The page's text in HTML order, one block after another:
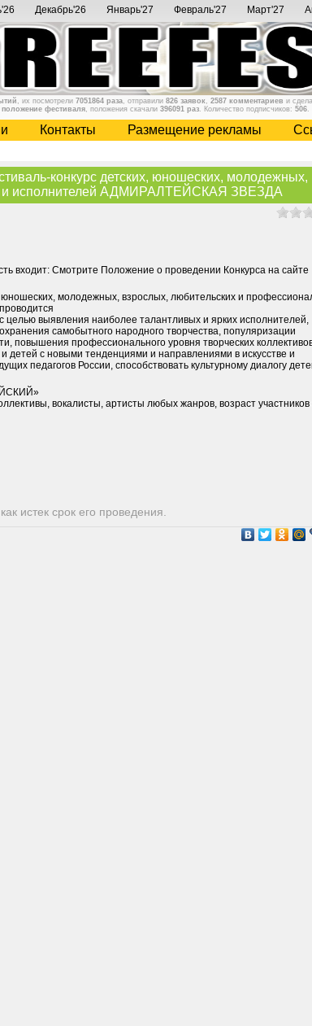
Декабрь'26 Январь'27 Февраль'27 Март'27
, их посмотрели 7051864 раза, отправили 826 заявок, 2587 комментариев и
положение фестиваля, положения скачали 396091 раз. Количество подписчиков: 506.
Контакты Размещение рекламы
конкурс детских, юношеских, молодежных,
и исполнителей АДМИРАЛТЕЙСКАЯ ЗВЕЗДА
входит: Смотрите Положение о проведении Конкурса на сайте
молодежных, взрослых, любительских и
выявления наиболее талантливых и ярких исполнителей,
самобытного народного творчества, популяризации
повышения профессионального уровня творческих
детей с новыми тенденциями и направлениями в искусстве и
педагогов России, способствовать культурному диалогу
вокалисты, артисты любых жанров, возраст участников
истек срок его проведения.